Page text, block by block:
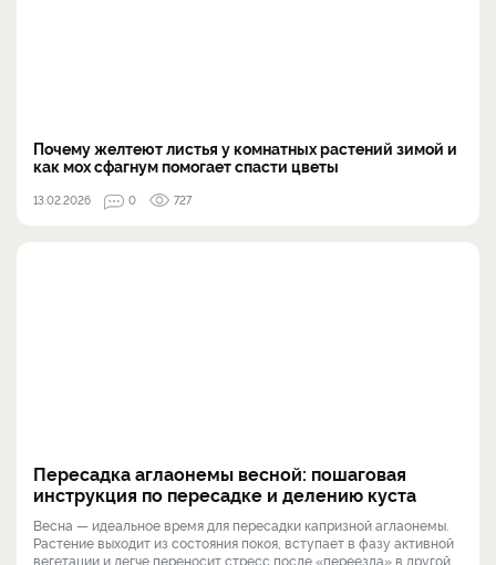
Почему желтеют листья у комнатных растений зимой и
как мох сфагнум помогает спасти цветы
13.02.2026 0 727
Пересадка аглаонемы весной: пошаговая
инструкция по пересадке и делению куста
Весна — идеальное время для пересадки капризной аглаонемы.
Растение выходит из состояния покоя, вступает в фазу активной
вегетации и легче переносит стресс после «переезда» в другой